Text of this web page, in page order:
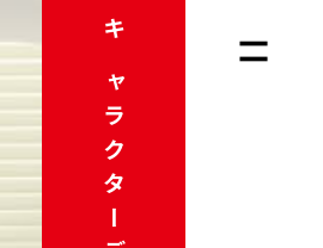
キャラクター